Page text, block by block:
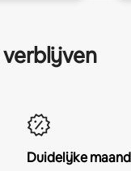
Duidelijke